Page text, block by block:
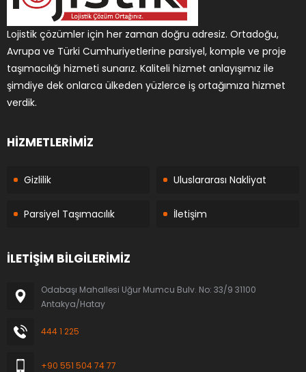
Lojistik çözümler için her zaman doğru adresiz. Ortadoğu,
Avrupa ve Türki Cumhuriyetlerine parsiyel, komple ve proje
taşımacılığı hizmeti sunarız. Kaliteli hizmet anlayışımız ile
şimdiye dek onlarca ülkeden yüzlerce iş ortağımıza hizmet
verdik.
HİZMETLERİMİZ
Gizlilik Uluslararası Nakliyat
Parsiyel Taşımacılık İletişim
İLETİŞİM BİLGİLERİMİZ
Odabaşı Mahallesi Uğur Mumcu Bulv. No: 33/9 31100
Antakya/Hatay
444 1 225
+90 551 504 74 77